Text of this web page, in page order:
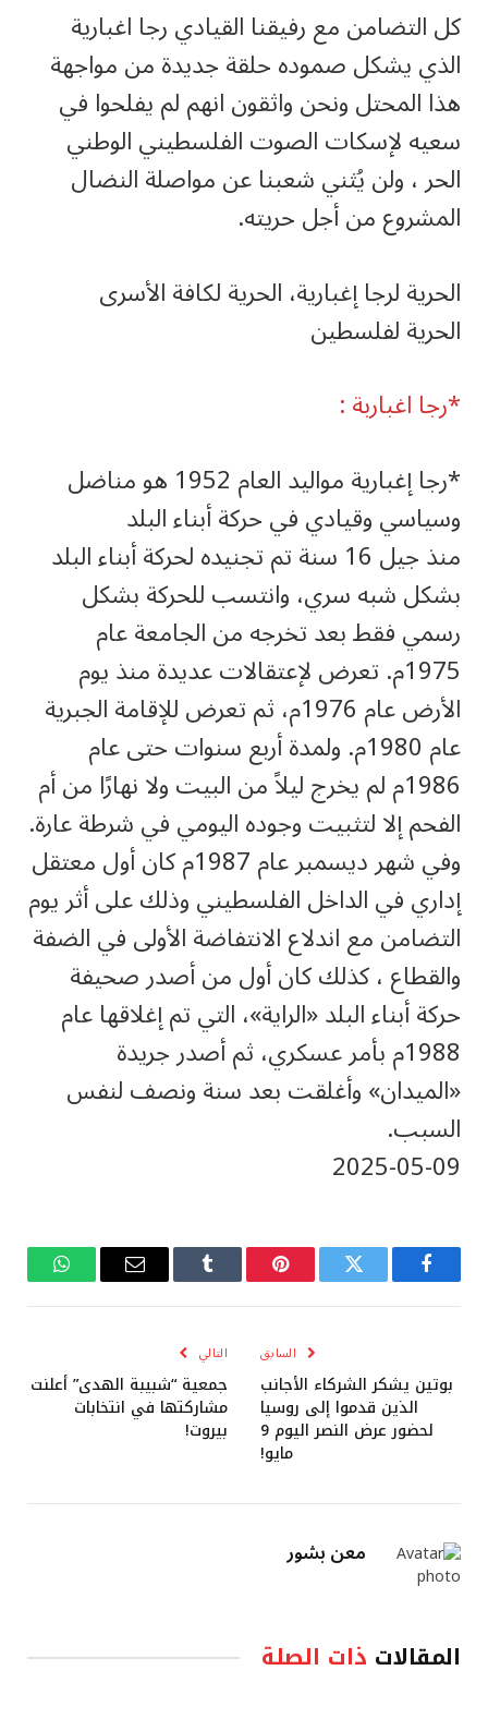
كل التضامن مع رفيقنا القيادي رجا اغبارية
الذي يشكل صموده حلقة جديدة من مواجهة
هذا المحتل ونحن واثقون انهم لم يفلحوا في
سعيه لإسكات الصوت الفلسطيني الوطني
الحر ، ولن يُثني شعبنا عن مواصلة النضال
المشروع من أجل حريته.
الحرية لرجا إغبارية، الحرية لكافة الأسرى
الحرية لفلسطين
*رجا اغباربة :
*رجا إغبارية مواليد العام 1952 هو مناضل
وسياسي وقيادي في حركة أبناء البلد
منذ جيل 16 سنة تم تجنيده لحركة أبناء البلد
بشكل شبه سري، وانتسب للحركة بشكل
رسمي فقط بعد تخرجه من الجامعة عام
1975م. تعرض لإعتقالات عديدة منذ يوم
الأرض عام 1976م، ثم تعرض للإقامة الجبرية
عام 1980م. ولمدة أربع سنوات حتى عام
1986م لم يخرج ليلاً من البيت ولا نهارًا من أم
الفحم إلا لتثبيت وجوده اليومي في شرطة عارة.
وفي شهر ديسمبر عام 1987م كان أول معتقل
إداري في الداخل الفلسطيني وذلك على أثر يوم
التضامن مع اندلاع الانتفاضة الأولى في الضفة
والقطاع ، كذلك كان أول من أصدر صحيفة
حركة أبناء البلد «الراية»، التي تم إغلاقها عام
1988م بأمر عسكري، ثم أصدر جريدة
«الميدان» وأغلقت بعد سنة ونصف لنفس
السبب.
‎2025-‎05-‎09
فيسبوك تويتر بينتيريستTumblr
البريد
واتساب
السابق
بوتين يشكر الشركاء الأجانب
الذين قدموا إلى روسيا
لحضور عرض النصر اليوم 9
مايو!
التالي
جمعية “شبيبة الهدى” أعلنت
مشاركتها في انتخابات
بيروت!
معن بشور
المقالات ذات الصلة